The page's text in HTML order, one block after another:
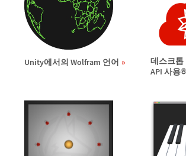
Unity에서의 Wolfram 언어
데스크톱
API 사용